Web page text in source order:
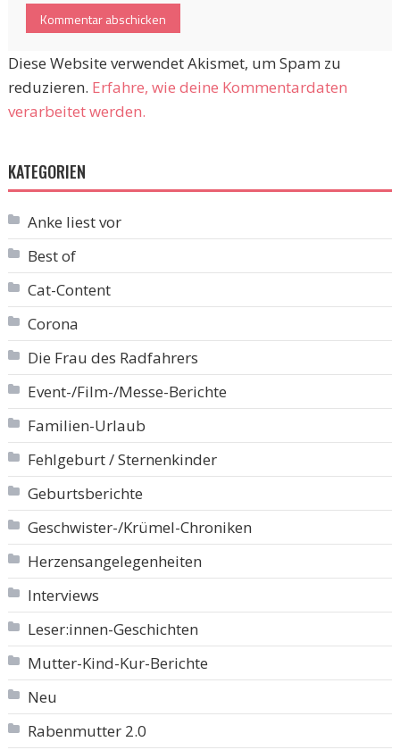
Diese Website verwendet Akismet, um Spam zu
reduzieren. Erfahre, wie deine Kommentardaten
verarbeitet werden.
KATEGORIEN
Anke liest vor
Best of
Cat-Content
Corona
Die Frau des Radfahrers
Event-/Film-/Messe-Berichte
Familien-Urlaub
Fehlgeburt / Sternenkinder
Geburtsberichte
Geschwister-/Krümel-Chroniken
Herzensangelegenheiten
Interviews
Leser:innen-Geschichten
Mutter-Kind-Kur-Berichte
Neu
Rabenmutter 2.0